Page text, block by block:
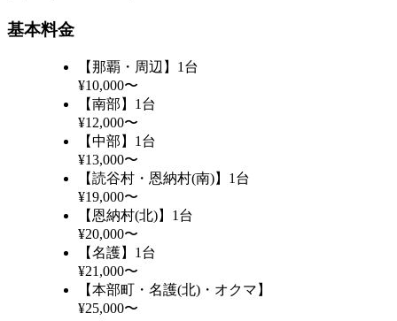
基本料金
【那覇・周辺】1台
¥10,000〜
【南部】1台
¥12,000〜
【中部】1台
¥13,000〜
【読谷村・恩納村(南)】1台
¥19,000〜
【恩納村(北)】1台
¥20,000〜
【名護】1台
¥21,000〜
【本部町・名護(北)・オクマ】
¥25,000〜